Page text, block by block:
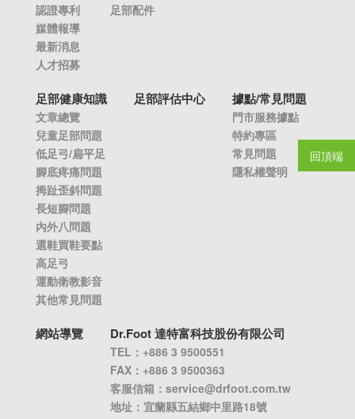
回頂端
認證專利
媒體報導
最新消息
人才招募
足部配件
足部健康知識
文章總覽
兒童足部問題
低足弓/扁平足
腳底疼痛問題
拇趾歪斜問題
長短腳問題
內外八問題
選鞋買鞋要點
高足弓
運動衛教影音
其他常見問題
足部評估中心 據點/常見問題
門市服務據點
特約專區
常見問題
隱私權聲明
網站導覽 Dr.Foot 達特富科技股份有限公司
TEL：+886 3 9500551
FAX：+886 3 9500363
客服信箱： service@drfoot.com.tw
地址：宜蘭縣五結鄉中里路18號